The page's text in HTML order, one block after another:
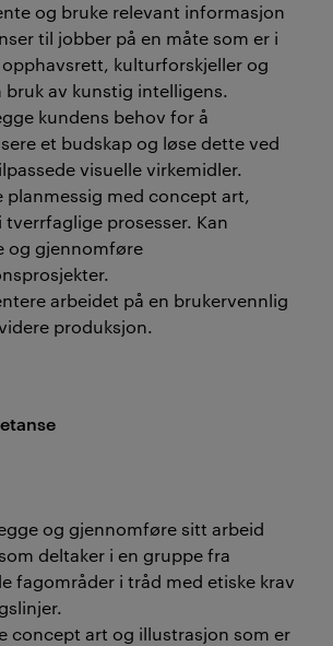
og bruke relevant informasjon
til jobber på en måte som er i
kulturforskjeller og
bruk av kunstig intelligens.
kundens behov for å
et budskap og løse dette ved
visuelle virkemidler.
planmessig med concept art,
tverrfaglige prosesser. Kan
og gjennomføre
arbeidet på en brukervennlig
produksjon.
og gjennomføre sitt arbeid
deltaker i en gruppe fra
fagområder i tråd med etiske krav
concept art og illustrasjon som er